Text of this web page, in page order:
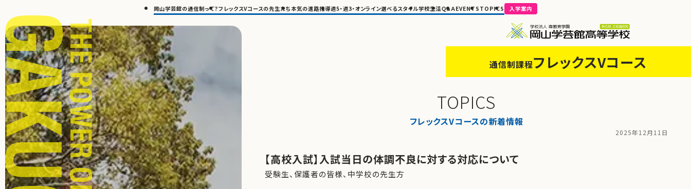
岡山学芸館の通信制って？フレックスVコースの先生たち本気の進路指導週5・週3・オンライン選べるスタイル学校生活Ｑ＆ＡEVENTS TOPICS 入学案内
通信制課程フレックスVコース
TOPICS
フレックスVコースの新着情報
2025年12月11日
【高校入試】入試当日の体調不良に対する対応について
受験生、保護者の皆様、中学校の先生方